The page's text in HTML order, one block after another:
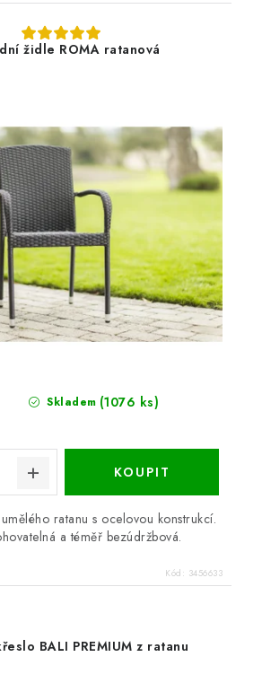
židle ROMA ratanová
Skladem (1076 ks)
ratanu s ocelovou konstrukcí.
a téměř bezúdržbová.
Kód: 3456633
BALI PREMIUM z ratanu